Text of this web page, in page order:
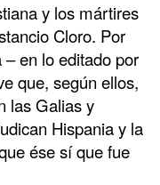
y los mártires
Cloro. Por
en lo editado por
que, según ellos,
las Galias y
Hispania y la
ése sí que fue